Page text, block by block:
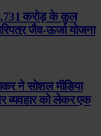
करोड़ के कुल
जैव-ऊर्जा योजना
ने सोशल मीडिया
व्यवहार को लेकर एक